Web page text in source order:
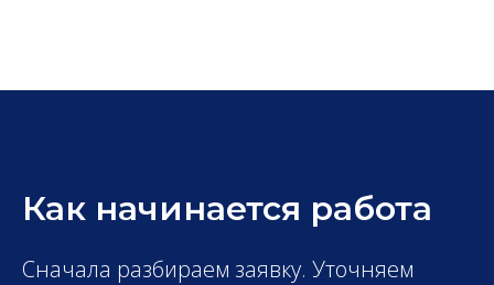
Как начинается работа
Сначала разбираем заявку. Уточняем